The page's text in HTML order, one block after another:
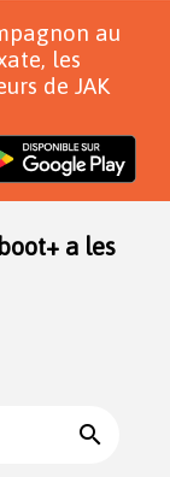
au
les
de JAK
a les
search